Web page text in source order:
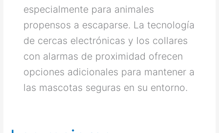
especialmente para animales
propensos a escaparse. La tecnología
de cercas electrónicas y los collares
con alarmas de proximidad ofrecen
opciones adicionales para mantener a
las mascotas seguras en su entorno.